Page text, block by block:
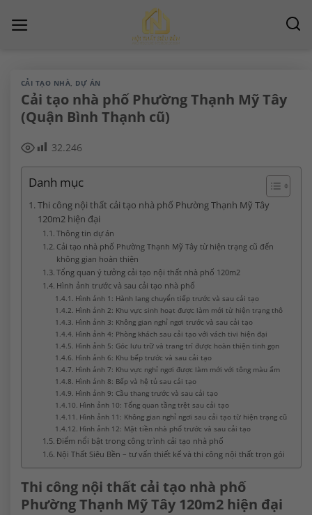
đến
CẢI TẠO NHÀ, DỰ ÁN
Cải tạo nhà phố Phường Thạnh Mỹ Tây
(Quận Bình Thạnh cũ)
32.246
Danh mục
Thi công nội thất cải tạo nhà phố Phường Thạnh Mỹ Tây
120m2 hiện đại
Thông tin dự án
Cải tạo nhà phố Phường Thạnh Mỹ Tây từ hiện trạng cũ đến
không gian hoàn thiện
Tổng quan ý tưởng cải tạo nội thất nhà phố 120m2
Hình ảnh trước và sau cải tạo nhà phố
Hình ảnh 1: Hành lang chuyển tiếp trước và sau cải tạo
Hình ảnh 2: Khu vực sinh hoạt được làm mới từ hiện trạng thô
Hình ảnh 3: Không gian nghỉ ngơi trước và sau cải tạo
Hình ảnh 4: Phòng khách sau cải tạo với vách tivi hiện đại
Hình ảnh 5: Góc lưu trữ và trang trí được hoàn thiện tinh gọn
Hình ảnh 6: Khu bếp trước và sau cải tạo
Hình ảnh 7: Khu vực nghỉ ngơi được làm mới với tông màu ấm
Hình ảnh 8: Bếp và hệ tủ sau cải tạo
Hình ảnh 9: Cầu thang trước và sau cải tạo
Hình ảnh 10: Tổng quan tầng trệt sau cải tạo
Hình ảnh 11: Không gian nghỉ ngơi sau cải tạo từ hiện trạng cũ
Hình ảnh 12: Mặt tiền nhà phố trước và sau cải tạo
Điểm nổi bật trong công trình cải tạo nhà phố
Nội Thất Siêu Bền – tư vấn thiết kế và thi công nội thất trọn gói
Thi công nội thất cải tạo nhà phố
Phường Thạnh Mỹ Tây 120m2 hiện đại